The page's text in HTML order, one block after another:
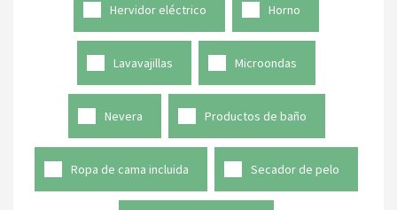
Hervidor eléctrico Horno
Lavavajillas Microondas
Nevera Productos de baño
Ropa de cama incluida Secador de pelo